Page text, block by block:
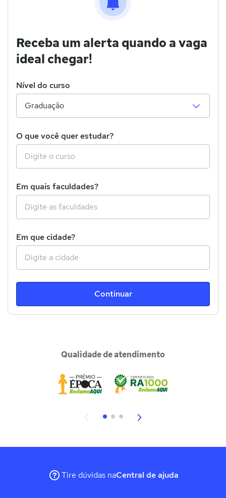
Receba um alerta quando a vaga
ideal chegar!
Nível do curso
O que você quer estudar?
Em quais faculdades?
Em que cidade?
Continuar
Qualidade de atendimento
Tire dúvidas naCentral de ajuda